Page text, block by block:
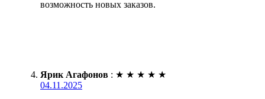
возможность новых заказов.
Ярик Агафонов : ★ ★ ★ ★ ★
04.11.2025